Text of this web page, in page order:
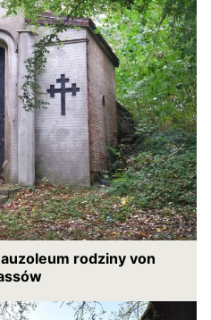
rodziny von